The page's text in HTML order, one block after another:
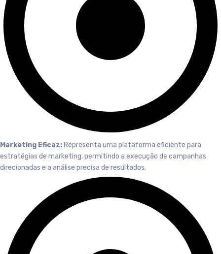
Marketing Eficaz: Representa uma plataforma eficiente para
estratégias de marketing, permitindo a execução de campanhas
direcionadas e a análise precisa de resultados.